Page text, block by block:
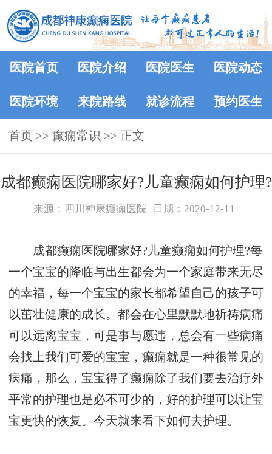
医院首页 医院介绍 医院医生 医院动态
医院环境 来院路线 就诊流程 预约医生
首页 >> 癫痫常识 >> 正文
成都癫痫医院哪家好?儿童癫痫如何护理?
来源：四川神康癫痫医院 日期：2020-12-11
成都癫痫医院哪家好?儿童癫痫如何护理?每
一个宝宝的降临与出生都会为一个家庭带来无尽
的幸福，每一个宝宝的家长都希望自己的孩子可
以茁壮健康的成长。都会在心里默默地祈祷病痛
可以远离宝宝，可是事与愿违，总会有一些病痛
会找上我们可爱的宝宝，癫痫就是一种很常见的
病痛，那么，宝宝得了癫痫除了我们要去治疗外
平常的护理也是必不可少的，好的护理可以让宝
宝更快的恢复。今天就来看下如何去护理。